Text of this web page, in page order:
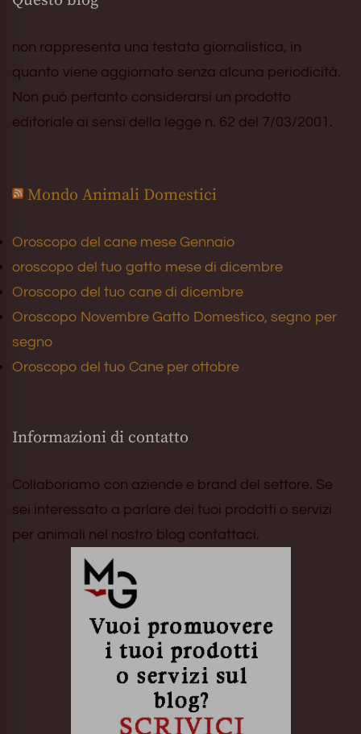
non rappresenta una testata giornalistica, in
quanto viene aggiornato senza alcuna periodicità.
Non può pertanto considerarsi un prodotto
editoriale ai sensi della legge n. 62 del 7/03/2001.
Mondo Animali Domestici
Oroscopo del cane mese Gennaio
oroscopo del tuo gatto mese di dicembre
Oroscopo del tuo cane di dicembre
Oroscopo Novembre Gatto Domestico, segno per
segno
Oroscopo del tuo Cane per ottobre
Informazioni di contatto
Collaboriamo con aziende e brand del settore. Se
sei interessato a parlare dei tuoi prodotti o servizi
per animali nel nostro blog contattaci.